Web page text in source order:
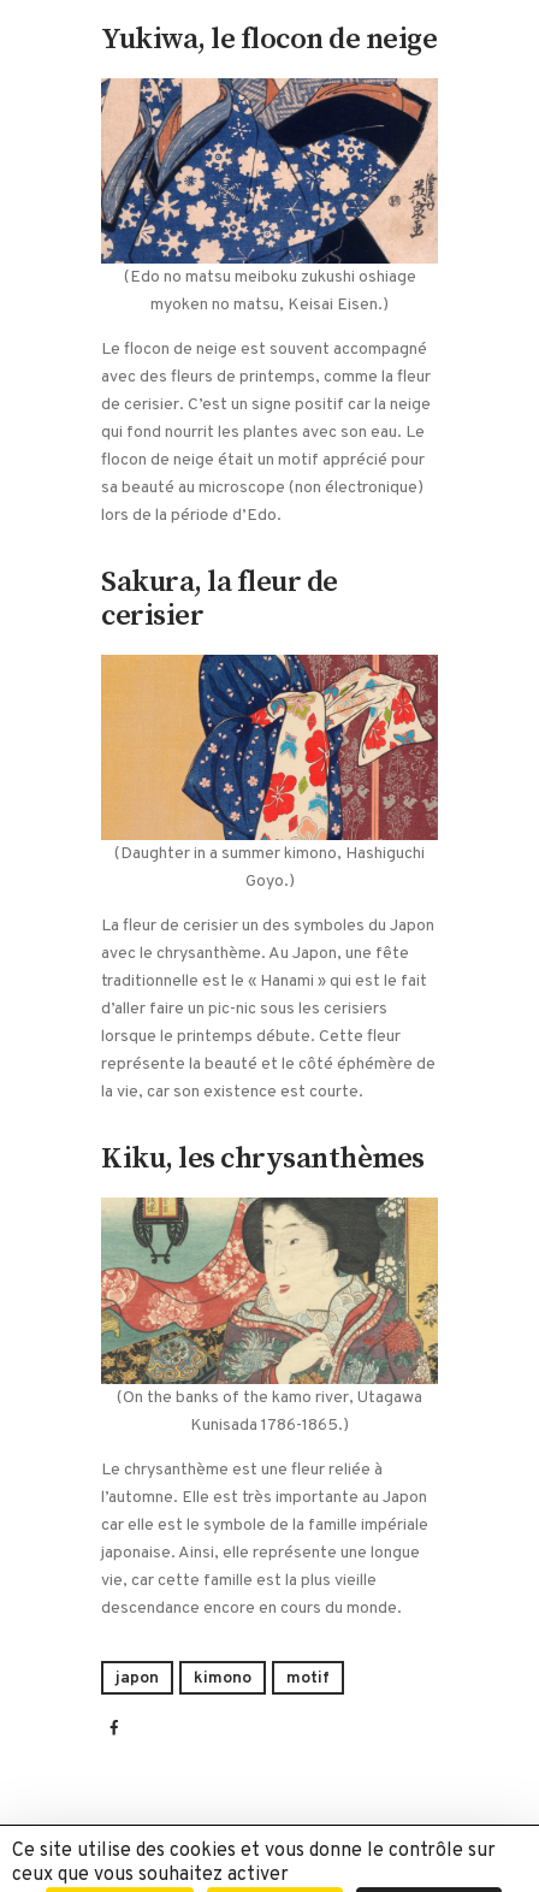
Yukiwa, le flocon de neige
(Edo no matsu meiboku zukushi oshiage
myoken no matsu, Keisai Eisen.)
Le flocon de neige est souvent accompagné
avec des fleurs de printemps, comme la fleur
de cerisier. C’est un signe positif car la neige
qui fond nourrit les plantes avec son eau. Le
flocon de neige était un motif apprécié pour
sa beauté au microscope (non électronique)
lors de la période d’Edo.
Sakura, la fleur de
cerisier
(Daughter in a summer kimono, Hashiguchi
Goyo.)
La fleur de cerisier un des symboles du Japon
avec le chrysanthème. Au Japon, une fête
traditionnelle est le « Hanami » qui est le fait
d’aller faire un pic-nic sous les cerisiers
lorsque le printemps débute. Cette fleur
représente la beauté et le côté éphémère de
la vie, car son existence est courte.
Kiku, les chrysanthèmes
(On the banks of the kamo river, Utagawa
Kunisada 1786-1865.)
Le chrysanthème est une fleur reliée à
l’automne. Elle est très importante au Japon
car elle est le symbole de la famille impériale
japonaise. Ainsi, elle représente une longue
vie, car cette famille est la plus vieille
descendance encore en cours du monde.
japon kimono motif
Ce site utilise des cookies et vous donne le contrôle sur
ceux que vous souhaitez activer